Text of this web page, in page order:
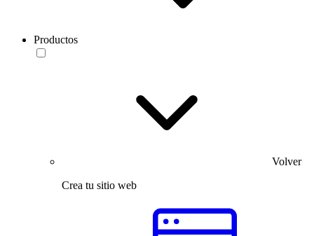
Productos
Volver
Crea tu sitio web